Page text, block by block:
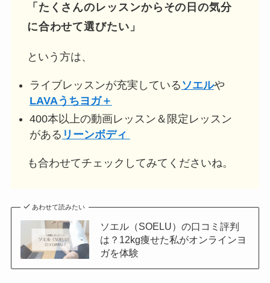
「たくさんのレッスンからその日の気分
に合わせて選びたい」
という方は、
ライブレッスンが充実している ソエルや
LAVAうちヨガ＋
400本以上の動画レッスン＆限定レッスン
がある リーンボディ
も合わせてチェックしてみてくださいね。
あわせて読みたい
ソエル（SOELU）の口コミ評判
は？12kg痩せた私がオンラインヨ
ガを体験